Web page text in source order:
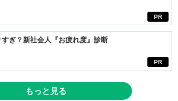
PR
PR
ぎ？新社会人『お疲れ度』診断
もっと見る